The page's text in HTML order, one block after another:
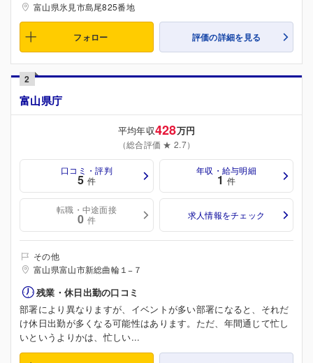
富山県氷見市島尾825番地
フォロー 評価の詳細を見る
2
富山県庁
平均年収428万円
（総合評価 ★ 2.7）
口コミ・評判
5 件
年収・給与明細
1 件
転職・中途面接
0 件 求人情報をチェック
その他
富山県富山市新総曲輪１−７
残業・休日出勤の口コミ
部署により異なりますが、イベントが多い部署になると、それだ
け休日出勤が多くなる可能性はあります。ただ、年間通じて忙し
いというよりかは、忙しい...